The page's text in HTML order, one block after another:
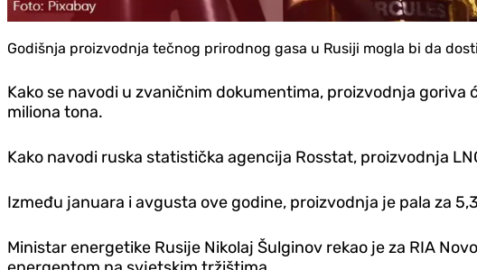
Godišnja proizvodnja tečnog prirodnog gasa u Rusiji mogla bi da
Kako se navodi u zvaničnim dokumentima, proizvodnja
miliona tona.
Kako navodi ruska statistička agencija Rosstat, proizvodnja
Između januara i avgusta ove godine, proizvodnja je pala za
Ministar energetike Rusije Nikolaj Šulginov rekao je za RIA